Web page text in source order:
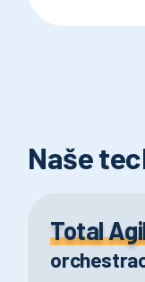
Naše
Total